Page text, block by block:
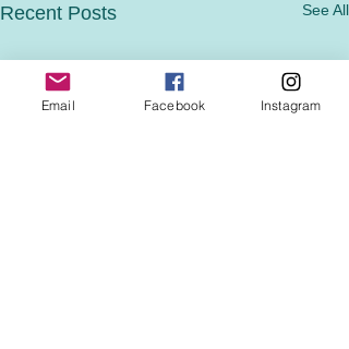
Recent Posts See All
Email Facebook Instagram